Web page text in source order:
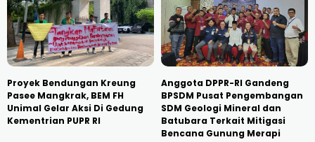
Proyek Bendungan Kreung
Pasee Mangkrak, BEM FH
Unimal Gelar Aksi Di Gedung
Kementrian PUPR RI
Anggota DPPR-RI Gandeng
BPSDM Pusat Pengembangan
SDM Geologi Mineral dan
Batubara Terkait Mitigasi
Bencana Gunung Merapi